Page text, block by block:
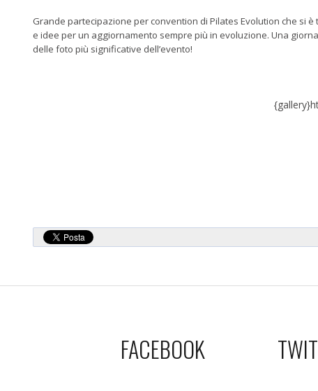
Grande partecipazione per convention di Pilates Evolution che si
e idee per un aggiornamento sempre più in evoluzione. Una
delle foto più significative dell’evento!
FACEBOOK